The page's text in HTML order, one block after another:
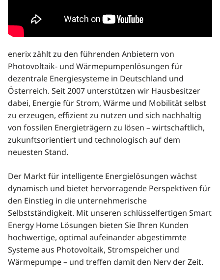
enerix zählt zu den führenden Anbietern von
Photovoltaik- und Wärmepumpenlösungen für
dezentrale Energiesysteme in Deutschland und
Österreich. Seit 2007 unterstützen wir Hausbesitzer
dabei, Energie für Strom, Wärme und Mobilität selbst
zu erzeugen, effizient zu nutzen und sich nachhaltig
von fossilen Energieträgern zu lösen – wirtschaftlich,
zukunftsorientiert und technologisch auf dem
neuesten Stand.
Der Markt für intelligente Energielösungen wächst
dynamisch und bietet hervorragende Perspektiven für
den Einstieg in die unternehmerische
Selbstständigkeit. Mit unseren schlüsselfertigen Smart
Energy Home Lösungen bieten Sie Ihren Kunden
hochwertige, optimal aufeinander abgestimmte
Systeme aus Photovoltaik, Stromspeicher und
Wärmepumpe – und treffen damit den Nerv der Zeit.